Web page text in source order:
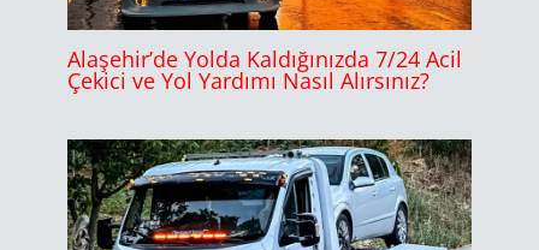
Alaşehir’de Yolda Kaldığınızda 7/24 Acil
Çekici ve Yol Yardımı Nasıl Alırsınız?